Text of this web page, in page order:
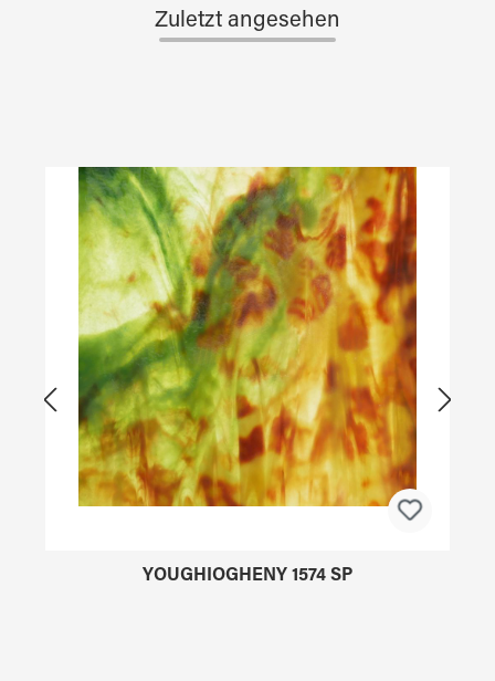
Zuletzt angesehen
Produktgalerie überspringen
YOUGHIOGHENY 1574 SP